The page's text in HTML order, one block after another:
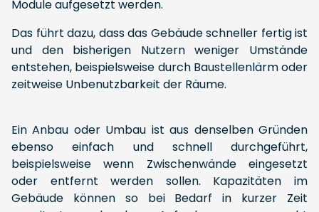
Module aufgesetzt werden.
Das führt dazu, dass das Gebäude schneller fertig ist
und den bisherigen Nutzern weniger Umstände
entstehen, beispielsweise durch Baustellenlärm oder
zeitweise Unbenutzbarkeit der Räume.
Ein Anbau oder Umbau ist aus denselben Gründen
ebenso einfach und schnell durchgeführt,
beispielsweise wenn Zwischenwände eingesetzt
oder entfernt werden sollen. Kapazitäten im
Gebäude können so bei Bedarf in kurzer Zeit